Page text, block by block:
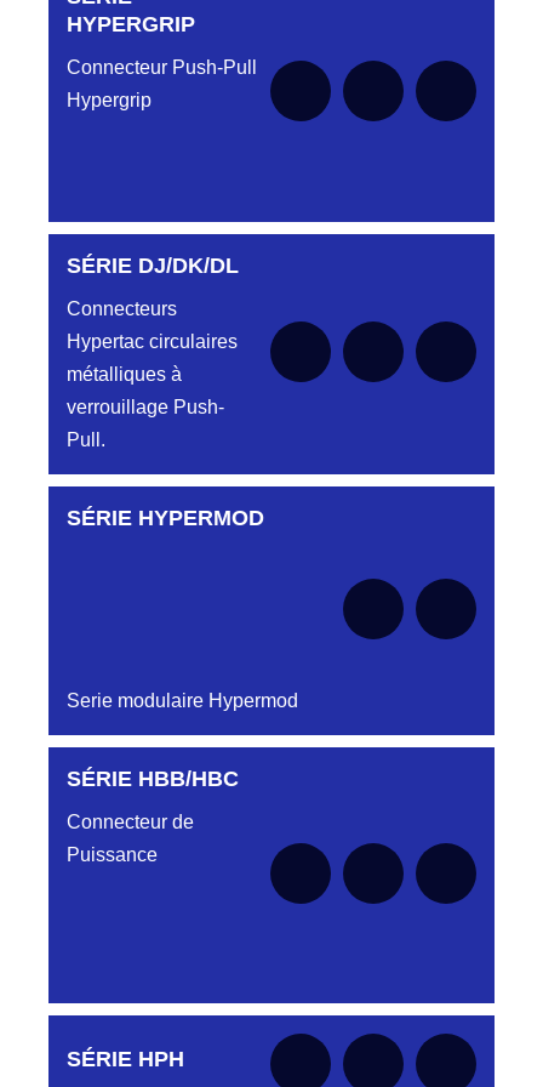
HYPERGRIP
Connecteur Push-Pull
Hypergrip
Aucune pièce disponible pour cette série pour
SÉRIE DJ/DK/DL
Connecteurs
Hypertac circulaires
métalliques à
verrouillage Push-
Pull.
Aucune pièce disponible pour cette série pour
SÉRIE HYPERMOD
Serie modulaire Hypermod
Aucune pièce disponible pour cette série pour
SÉRIE HBB/HBC
Connecteur de
Puissance
Aucune pièce disponible pour cette série pour
le moment
SÉRIE HPH